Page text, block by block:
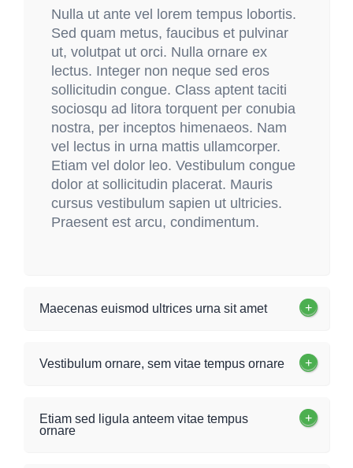
Nulla ut ante vel lorem tempus lobortis.
Sed quam metus, faucibus et pulvinar
ut, volutpat ut orci. Nulla ornare ex
lectus. Integer non neque sed eros
sollicitudin congue. Class aptent taciti
sociosqu ad litora torquent per conubia
nostra, per inceptos himenaeos. Nam
vel lectus in urna mattis ullamcorper.
Etiam vel dolor leo. Vestibulum congue
dolor at sollicitudin placerat. Mauris
cursus vestibulum sapien ut ultricies.
Praesent est arcu, condimentum.
Maecenas euismod ultrices urna sit amet
Vestibulum ornare, sem vitae tempus ornare
Etiam sed ligula anteem vitae tempus
ornare